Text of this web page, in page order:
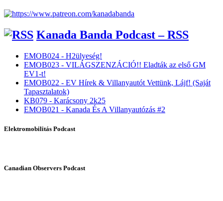
Kanada Banda Podcast – RSS
EMOB024 - H2ülyeség!
EMOB023 - VILÁGSZENZÁCIÓ!! Eladták az első GM
EV1-t!
EMOB022 - EV Hírek & Villanyautót Vettünk, Lájf! (Saját
Tapasztalatok)
KB079 - Karácsony 2k25
EMOB021 - Kanada És A Villanyautózás #2
Elektromobilitás Podcast
Canadian Observers Podcast